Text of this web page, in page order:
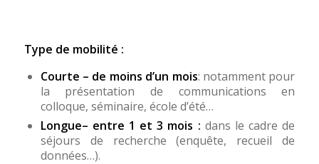
Type de mobilité :
Courte – de moins d’un mois: notamment pour
la présentation de communications en
colloque, séminaire, école d’été…
Longue– entre 1 et 3 mois : dans le cadre de
séjours de recherche (enquête, recueil de
données…).